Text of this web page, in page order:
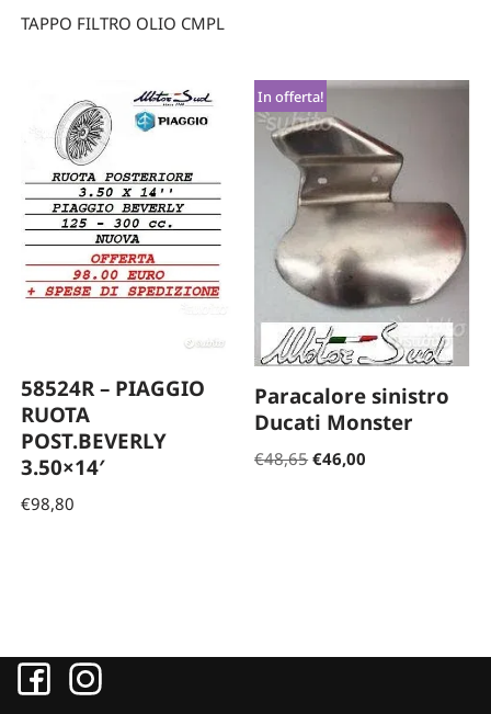
TAPPO FILTRO OLIO CMPL
58524R – PIAGGIO
RUOTA
POST.BEVERLY
3.50×14′
€98,80
In offerta!
Paracalore sinistro
Ducati Monster
€48,65 €46,00